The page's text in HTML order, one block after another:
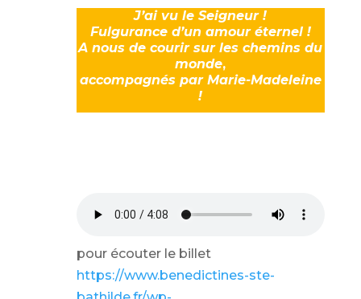
J’ai vu le Seigneur !
Fulgurance d’un amour éternel !
A nous de courir sur les chemins du
monde,
accompagnés par Marie-Madeleine
!
pour écouter le billet
https://www.benedictines-ste-